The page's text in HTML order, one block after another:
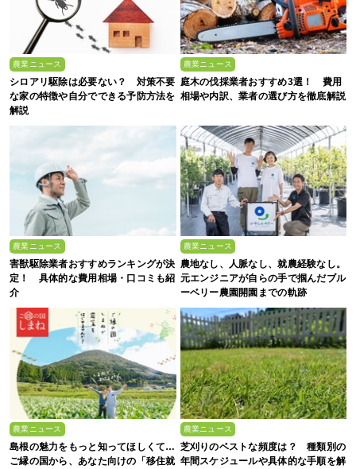
農業ニュース
シロアリ駆除は必要ない？ 対策不要
な家の特徴や自分でできる予防方法を
解説
農業ニュース
庭木の伐採業者おすすめ3選！ 費用
相場や内訳、業者の選び方を徹底解説
農業ニュース
害獣駆除業者おすすめランキングが決
定！ 具体的な費用相場・口コミも紹
介
農業ニュース
農地なし、人脈なし、就農経験なし。
元エンジニアが自らの手で掴んだブル
ーベリー農園開園までの軌跡
農業ニュース
島根の魅力をもっと知ってほしくて…
ご縁の国から、あなた向けの「移住就
農業ニュース
芝刈りのベストな頻度は？ 種類別の
年間スケジュールや具体的な手順を解